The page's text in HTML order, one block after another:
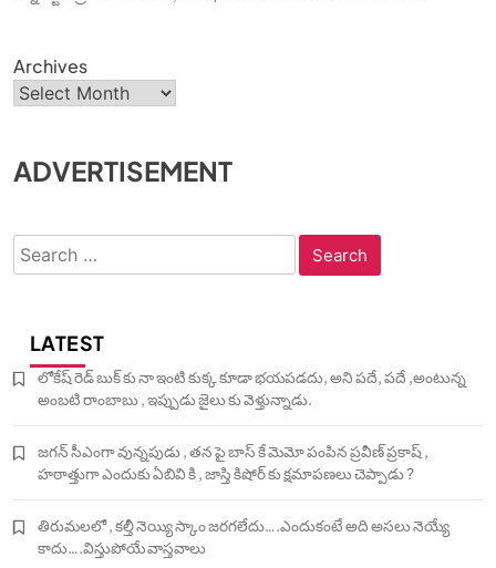
Archives
ADVERTISEMENT
Search
for:
LATEST
లోకేష్ రెడ్ బుక్ కు నా ఇంటి కుక్క కూడా భయపడదు, అని పదే, పదే ,అంటున్న
అంబటి రాంబాబు , ఇప్పుడు జైలు కు వెళ్తున్నాడు.
జగన్ సీఎంగా వున్నపుడు , తన పై బాస్ కే మెమో పంపిన ప్రవీణ్ ప్రకాష్ ,
హఠాత్తుగా ఎందుకు ఏబివి కి , జాస్తి కిషోర్ కు క్షమాపణలు చెప్పాడు ?
తిరుమలలో , కల్తీ నెయ్యి స్కాం జరగలేదు….ఎందుకంటే అది అసలు నెయ్యే
కాదు….విస్తుపోయే వాస్తవాలు